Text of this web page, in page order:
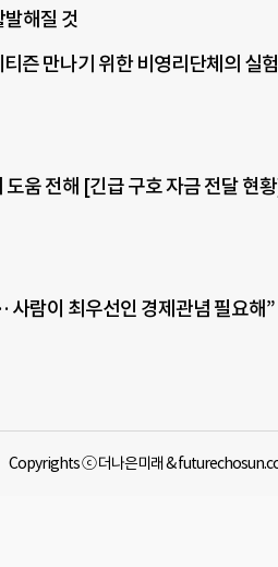
해질 것
즌 만나기 위한 비영리단체의 실험
움 전해 [긴급 구호 자금 전달 현
람이 최우선인 경제관념 필요해”
Copyrights ⓒ 더나은미래 &